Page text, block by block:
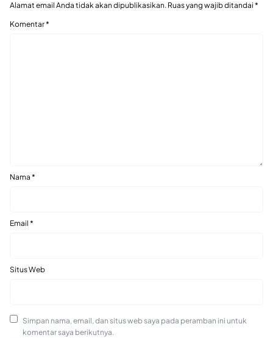
Alamat email Anda tidak akan dipublikasikan. Ruas yang wajib ditandai *
Komentar*
Nama *
Email *
Situs Web
Simpan nama, email, dan situs web saya pada peramban ini untuk
komentar saya berikutnya.